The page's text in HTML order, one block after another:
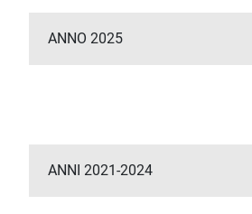
ANNO 2025
ANNI 2021-2024